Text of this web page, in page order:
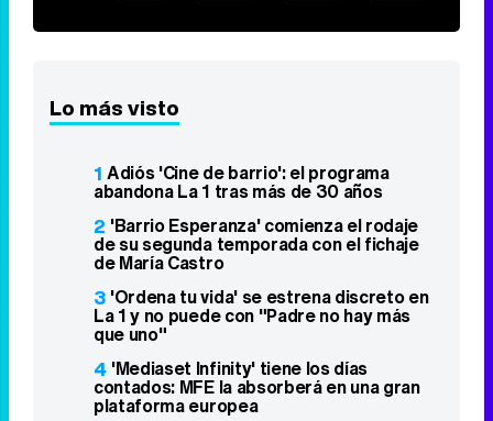
Lo más visto
1 Adiós 'Cine de barrio': el programa
abandona La 1 tras más de 30 años
2 'Barrio Esperanza' comienza el rodaje
de su segunda temporada con el fichaje
de María Castro
3 'Ordena tu vida' se estrena discreto en
La 1 y no puede con "Padre no hay más
que uno"
4 'Mediaset Infinity' tiene los días
contados: MFE la absorberá en una gran
plataforma europea